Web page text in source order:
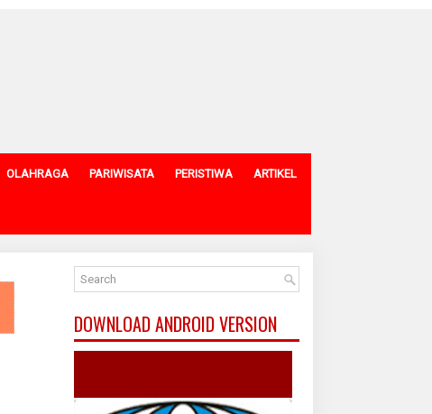
OLAHRAGA PARIWISATA PERISTIWA ARTIKEL
DOWNLOAD ANDROID VERSION